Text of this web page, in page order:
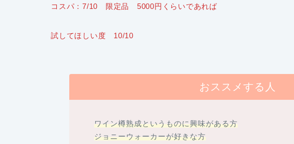
コスパ：7/10 限定品 5000円くらいであれば
試してほしい度 10/10
おススメする人
ワイン樽熟成というものに興味がある方
ジョニーウォーカーが好きな方